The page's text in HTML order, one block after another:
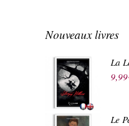
Nouveaux livres
La
9,99
Le